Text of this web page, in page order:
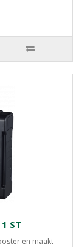
ST
en maakt